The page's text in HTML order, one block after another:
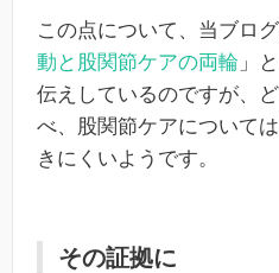
この点について、当ブロ
動と股関節ケアの両輪 」
伝えしているのですが、
べ、股関節ケアについて
きにくいようです。
その証拠に